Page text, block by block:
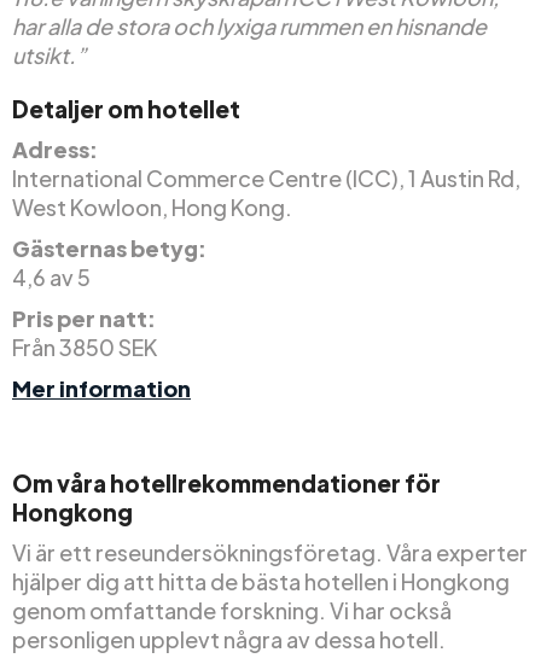
har alla de stora och lyxiga rummen en hisnande
utsikt.”
Detaljer om hotellet
Adress:
International Commerce Centre (ICC), 1 Austin Rd,
West Kowloon, Hong Kong.
Gästernas betyg:
4,6 av 5
Pris per natt:
Från 3850 SEK
Mer information
Om våra hotellrekommendationer för
Hongkong
Vi är ett reseundersökningsföretag. Våra experter
hjälper dig att hitta de bästa hotellen i Hongkong
genom omfattande forskning. Vi har också
personligen upplevt några av dessa hotell.